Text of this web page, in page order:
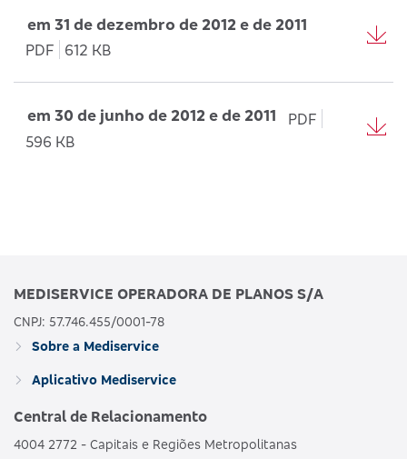
em 31 de dezembro de 2012 e de 2011
PDF
612 KB
em 30 de junho de 2012 e de 2011
PDF
596 KB
MEDISERVICE OPERADORA DE PLANOS S/A
CNPJ: 57.746.455/0001-78
Sobre a Mediservice
Aplicativo Mediservice
Central de Relacionamento
4004 2772 - Capitais e Regiões Metropolitanas